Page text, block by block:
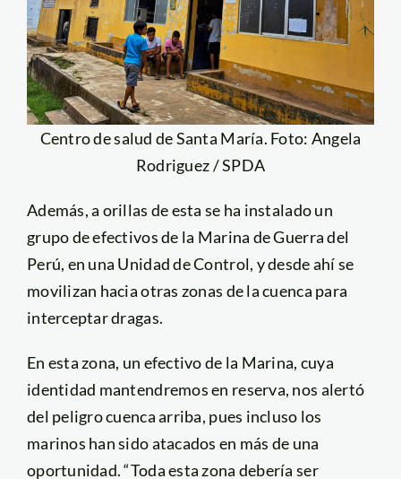
Centro de salud de Santa María. Foto: Angela
Rodriguez / SPDA
Además, a orillas de esta se ha instalado un
grupo de efectivos de la Marina de Guerra del
Perú, en una Unidad de Control, y desde ahí se
movilizan hacia otras zonas de la cuenca para
interceptar dragas.
En esta zona, un efectivo de la Marina, cuya
identidad mantendremos en reserva, nos alertó
del peligro cuenca arriba, pues incluso los
marinos han sido atacados en más de una
oportunidad. “Toda esta zona debería ser